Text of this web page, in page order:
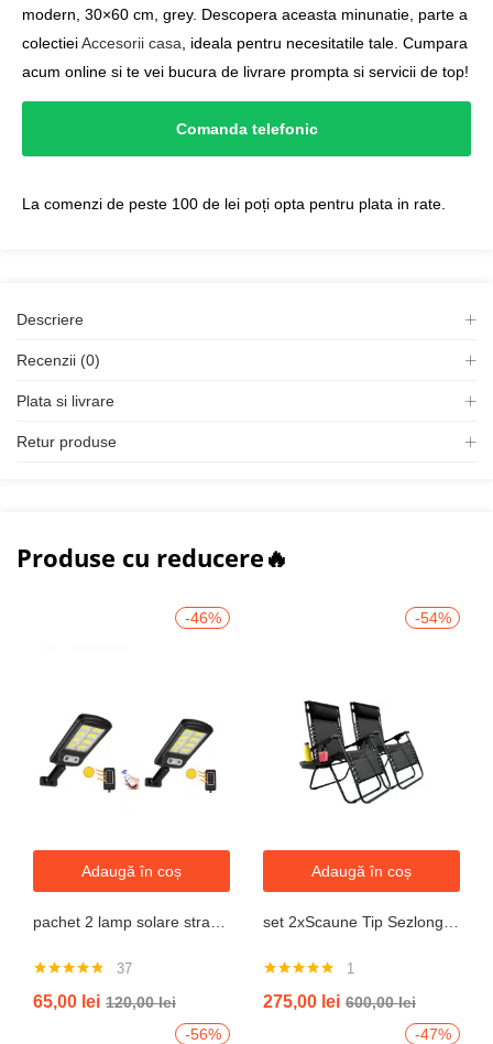
modern, 30×60 cm, grey. Descopera aceasta minunatie, parte a
colectieiAccesorii casa , ideala pentru necesitatile tale. Cumpara
acum online si te vei bucura de livrare prompta si servicii de top!
Comanda telefonic
La comenzi de peste 100 de lei poți opta pentru plata in rate.
Descriere
Recenzii (0)
Plata si livrare
Retur produse
Produse cu reducere🔥
-46%
Adaugă în coș
4.76din 5
37
65,00 lei 120,00lei
-54%
Adaugă în coș
5.00din 5
1
275,00 lei 600,00lei
-56%
-47%